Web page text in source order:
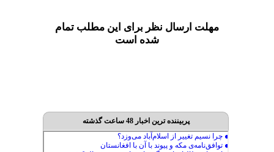
مهلت ارسال نظر برای این مطلب تمام
شده است
پربیننده ترین اخبار 48 ساعت گذشته